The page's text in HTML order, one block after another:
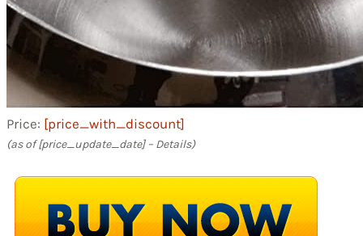
Price: [price_with_discount]
(as of [price_update_date] – Details)